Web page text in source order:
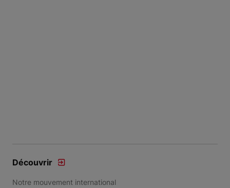
Découvrir
Notre mouvement international